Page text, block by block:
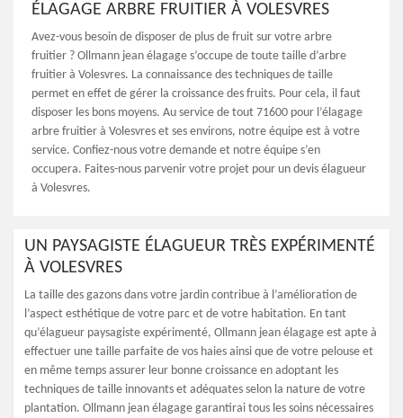
ÉLAGAGE ARBRE FRUITIER À VOLESVRES
Avez-vous besoin de disposer de plus de fruit sur votre arbre
fruitier ? Ollmann jean élagage s’occupe de toute taille d’arbre
fruitier à Volesvres. La connaissance des techniques de taille
permet en effet de gérer la croissance des fruits. Pour cela, il faut
disposer les bons moyens. Au service de tout 71600 pour l’élagage
arbre fruitier à Volesvres et ses environs, notre équipe est à votre
service. Confiez-nous votre demande et notre équipe s’en
occupera. Faites-nous parvenir votre projet pour un devis élagueur
à Volesvres.
UN PAYSAGISTE ÉLAGUEUR TRÈS EXPÉRIMENTÉ
À VOLESVRES
La taille des gazons dans votre jardin contribue à l’amélioration de
l’aspect esthétique de votre parc et de votre habitation. En tant
qu’élagueur paysagiste expérimenté, Ollmann jean élagage est apte à
effectuer une taille parfaite de vos haies ainsi que de votre pelouse et
en même temps assurer leur bonne croissance en adoptant les
techniques de taille innovants et adéquates selon la nature de votre
plantation. Ollmann jean élagage garantirai tous les soins nécessaires